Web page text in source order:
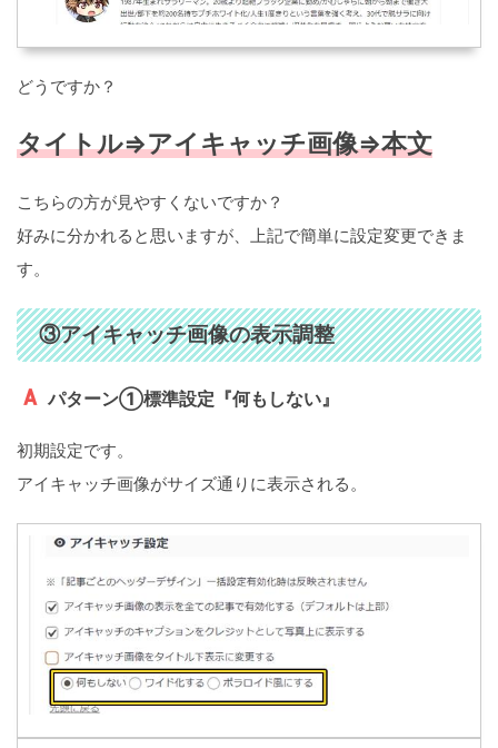
どうですか？
タイトル⇒アイキャッチ画像⇒本文
こちらの方が見やすくないですか？
好みに分かれると思いますが、上記で簡単に設定変更できま
す。
③アイキャッチ画像の表示調整
パターン①標準設定『何もしない』
初期設定です。
アイキャッチ画像がサイズ通りに表示される。